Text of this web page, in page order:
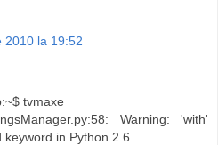
2010 la 19:52
tvmaxe
Warning: 'with'
in Python 2.6